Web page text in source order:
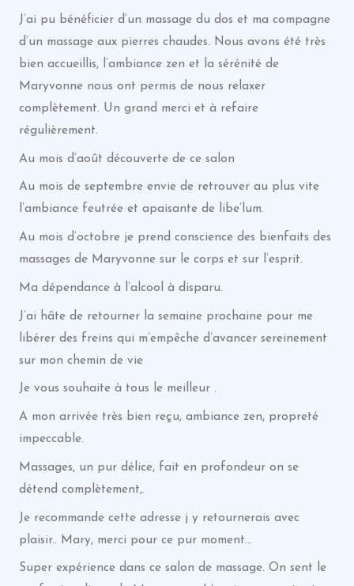
J’ai pu bénéficier d’un massage du dos et ma compagne
d’un massage aux pierres chaudes. Nous avons été très
bien accueillis, l’ambiance zen et la sérénité de
Maryvonne nous ont permis de nous relaxer
complètement. Un grand merci et à refaire
régulièrement.
Au mois d’août découverte de ce salon
Au mois de septembre envie de retrouver au plus vite
l’ambiance feutrée et apaisante de libe’lum.
Au mois d’octobre je prend conscience des bienfaits des
massages de Maryvonne sur le corps et sur l’esprit.
Ma dépendance à l’alcool à disparu.
J’ai hâte de retourner la semaine prochaine pour me
libérer des freins qui m’empêche d’avancer sereinement
sur mon chemin de vie
Je vous souhaite à tous le meilleur .
A mon arrivée très bien reçu, ambiance zen, propreté
impeccable.
Massages, un pur délice, fait en profondeur on se
détend complètement,.
Je recommande cette adresse j y retournerais avec
plaisir.. Mary, merci pour ce pur moment…
Super expérience dans ce salon de massage. On sent le